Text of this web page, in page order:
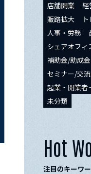
店舗開業
経
販路拡大
人事・労務
シェアオフ
補助金/助成金
セミナー/交
起業・開業者
未分類
Hot
注目のキーワ